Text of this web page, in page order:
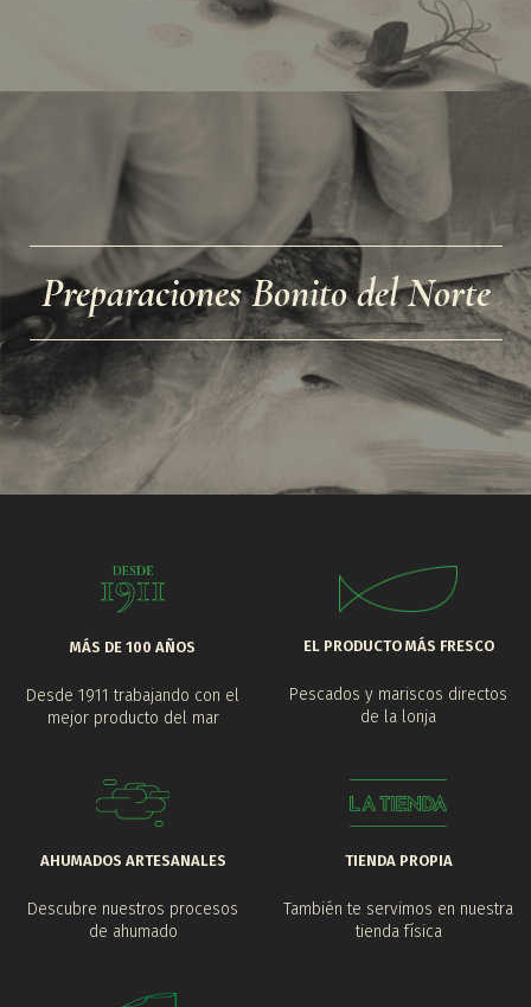
Preparaciones Bonito del Norte
MÁS DE 100 AÑOS
Desde 1911 trabajando con el
mejor producto del mar
EL PRODUCTO MÁS FRESCO
Pescados y mariscos directos
de la lonja
AHUMADOS ARTESANALES
Descubre nuestros procesos
de ahumado
TIENDA PROPIA
También te servimos en nuestra
tienda física